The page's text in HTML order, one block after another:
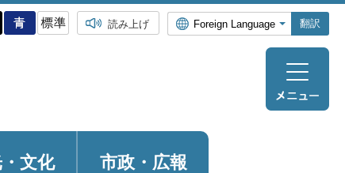
読み上げ 翻訳
文化 市政・広報